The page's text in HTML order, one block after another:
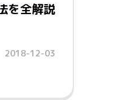
を全解説
2018-12-03